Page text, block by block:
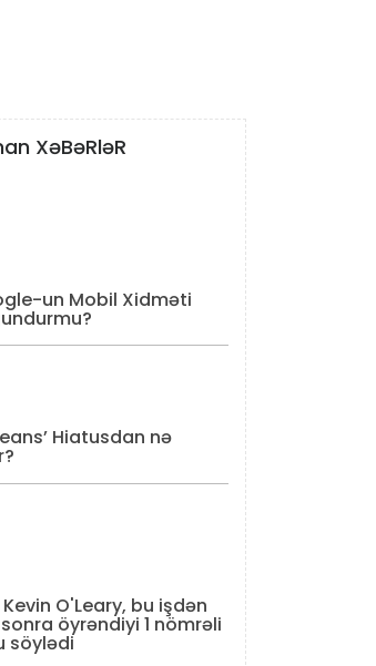
XəBəRləR
un Mobil Xidməti
Hiatusdan nə
O'Leary, bu işdən
öyrəndiyi 1 nömrəli
söylədi